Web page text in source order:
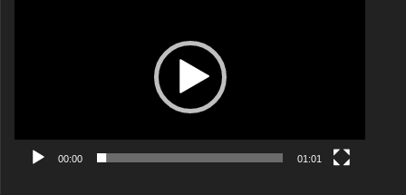
00:00 01:01